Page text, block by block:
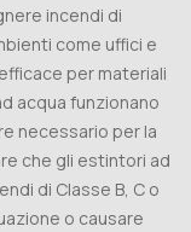
incendi di
come uffici e
per materiali
acqua funzionano
necessario per la
che gli estintori ad
di Classe B, C o
o causare